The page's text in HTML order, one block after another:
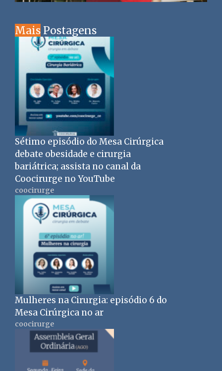
Mais Postagens
Sétimo episódio do Mesa Cirúrgica
debate obesidade e cirurgia
bariátrica; assista no canal da
Coocirurge no YouTube
coocirurge
Mulheres na Cirurgia: episódio 6 do
Mesa Cirúrgica no ar
coocirurge